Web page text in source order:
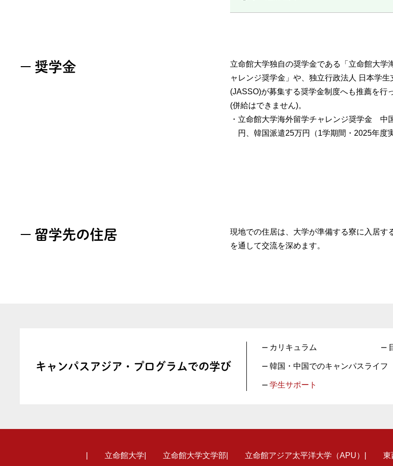
奨学金
立命館大学独自の奨学金である「立命館大学
ャレンジ奨学金」や、独立行政法人 日本学生
(JASSO)が募集する奨学金制度へも推薦を行
(併給はできません)。
・立命館大学海外留学チャレンジ奨学金 中
円、韓国派遣25万円（1学期間・2025年度
留学先の住居
現地での住居は、大学が準備する寮に入居
を通して交流を深めます。
キャンパスアジア・ プログラムでの学び
カリキュラム
韓国・中国でのキャンパスライフ
学生サポート
立命館大学 立命館大学文学部 立命館アジア太平洋大学（APU） 東